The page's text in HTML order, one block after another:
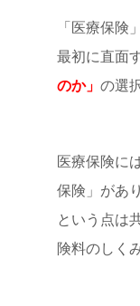
「医療保険
最初に直面
のか」の選
医療保険に
保険」があ
という点は
険料のしく